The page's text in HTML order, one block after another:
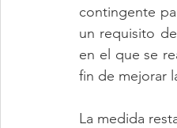
contingente
un requisito
en el que se
fin de mejorar
La medida